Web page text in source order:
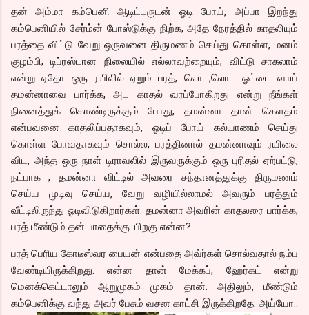
தன் அம்மா கம்பெனி ஆடிட்டருடன் ஓடி போய், அப்பா இறந்து
கம்பெனியில் சேர்ம்ன் போஸ்டுக்கு நிற்க, அதே நேரத்தில் காதலியும்
பரத்தை விட்டு வேறு ஒருவனை திருமணம் செய்து கொள்ள, மனம்
குழம்பி, டிப்ரஸ்டான நிலையில் எல்லாவற்றையும், விட்டு சாகலாம்
என்று ஏதோ ஒரு ரயிலில் ஏறும் பரத், லொட,லொட ஓட்டை வாய்
தமன்னாவை பார்க்க, அட காதல் வரப்போகிறது என்று நீங்கள்
நினைத்துக் கொண்டிருக்கும் போது, தமன்னா தான் கெளதம்
என்பவனை காதலிப்பதாகவும், ஓடிப் போய் கல்யாணம் செய்து
கொள்ள போவதாகவும் சொல்ல, பரத்தினால் தமன்னாவும் ரயிலை
விட, அந்த ஒரு நாள் டிராவலில் இருவருக்கும் ஒரு புரிதல் ஏற்பட்டு,
நட்பாக , தமன்னா விட்டில் அவரை சந்தானத்துக்கு திருமணம்
செய்ய முடிவு செய்ய, வேறு வழியில்லாமல் அவரும் பரத்தும்
வீட்டிலிருந்து ஓடிவிடுகிறார்கள். தமன்னா அவரின் காதலரை பார்க்க,
பரத் மீண்டும் தன் பாதைக்கு. பிறகு என்ன?
பரத் பெரிய கோடீஸ்வர பையன் என்பதை அவ்ர்கள் சொல்வதால் நம்ப
வேண்டியிருக்கிறது. என்ன தான் மேக்கப், ஹேர்கட் என்று
மெனக்கெட்டாலும் ஆறுமுகம் முகம் தான். அதிலும், மீண்டும்
கம்பெனிக்கு வந்து அவர் பேசும் வசன காட்சி இருக்கிறதே. அய்யோ..